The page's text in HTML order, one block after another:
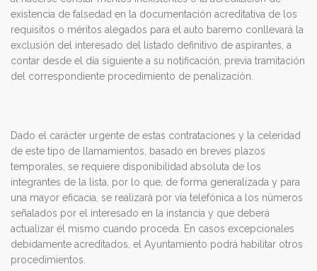
existencia de falsedad en la documentación acreditativa de los
requisitos o méritos alegados para el auto baremo conllevará la
exclusión del interesado del listado definitivo de aspirantes, a
contar desde el día siguiente a su notificación, previa tramitación
del correspondiente procedimiento de penalización.
Dado el carácter urgente de estas contrataciones y la celeridad
de este tipo de llamamientos, basado en breves plazos
temporales, se requiere disponibilidad absoluta de los
integrantes de la lista, por lo que, de forma generalizada y para
una mayor eficacia, se realizará por vía telefónica a los números
señalados por el interesado en la instancia y que deberá
actualizar él mismo cuando proceda. En casos excepcionales
debidamente acreditados, el Ayuntamiento podrá habilitar otros
procedimientos.